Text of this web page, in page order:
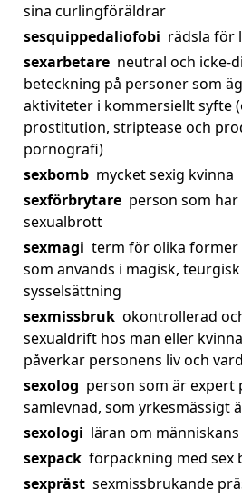
sina curlingföräldrar
sesquippedaliofobi rädsla för
sexarbetare neutral och icke-
beteckning på personer som
aktiviteter i kommersiellt syfte
prostitution, striptease och
pornografi)
sexbomb mycket sexig kvinna
sexförbrytare person som
sexualbrott
sexmagi term för olika former
som används i magisk,
sysselsättning
sexmissbruk okontrollerad
sexualdrift hos man eller
påverkar personens liv och
sexolog person som är expert
samlevnad, som yrkesmässigt
sexologi läran om
sexpack förpackning med sex
sexpräst sexmissbrukande